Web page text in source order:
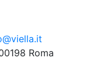
Roma